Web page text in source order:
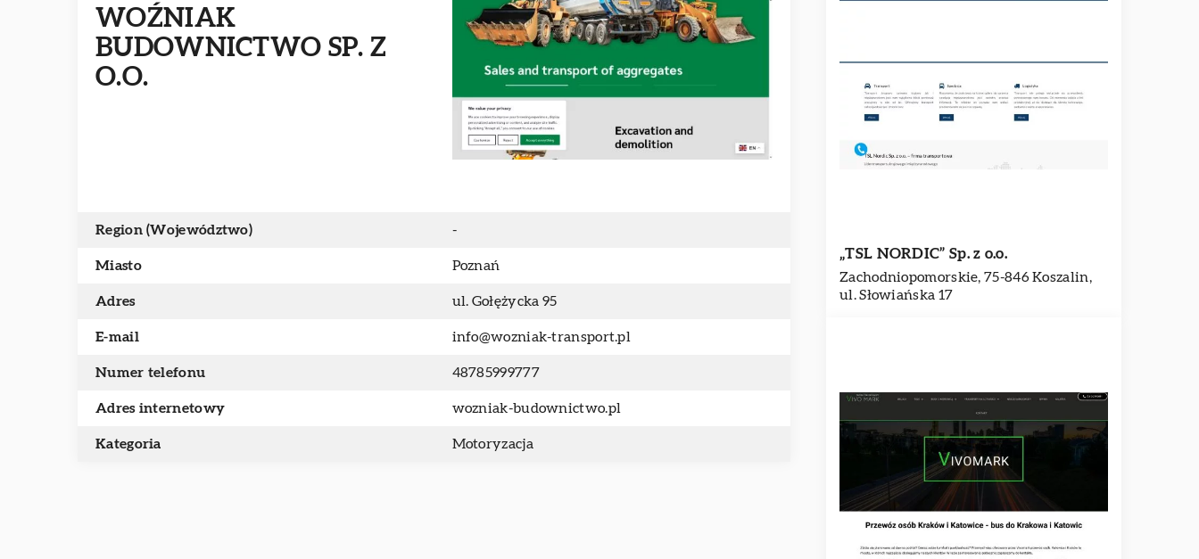
WOŹNIAK
BUDOWNICTWO SP. Z
O.O.
Region (Województwo) -
Miasto Poznań
Adres ul. Gołężycka 95
E-mail info@wozniak-transport.pl
Numer telefonu 48785999777
Adres internetowy wozniak-budownictwo.pl
Kategoria Motoryzacja
„TSL NORDIC” Sp. z o.o.
Zachodniopomorskie, 75-846 Koszalin,
ul. Słowiańska 17